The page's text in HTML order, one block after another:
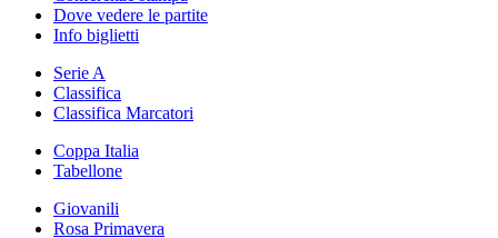
Dove vedere le partite
Info biglietti
Serie A
Classifica
Classifica Marcatori
Coppa Italia
Tabellone
Giovanili
Rosa Primavera